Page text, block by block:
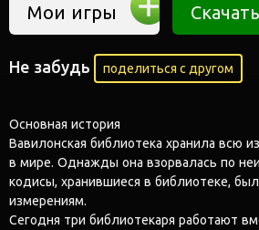
Мои игры Скачать
Не забудь поделиться с другом
Основная история
Вавилонская библиотека хранила всю
в мире. Однажды она взорвалась по
кодисы, хранившиеся в библиотеке,
измерениям.
Сегодня три библиотекаря работают